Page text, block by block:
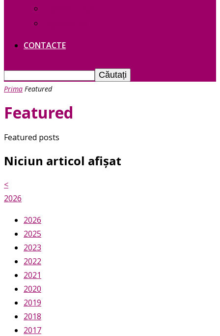
CONTACTE
Prima Featured
Featured
Featured posts
Niciun articol afișat
<
2026
2026
2025
2023
2022
2021
2020
2019
2018
2017